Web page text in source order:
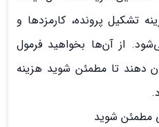
تشکیل پرونده، کارمزدها و
از آن‌ها بخواهید فرمول
دهند تا مطمئن شوید هزینه